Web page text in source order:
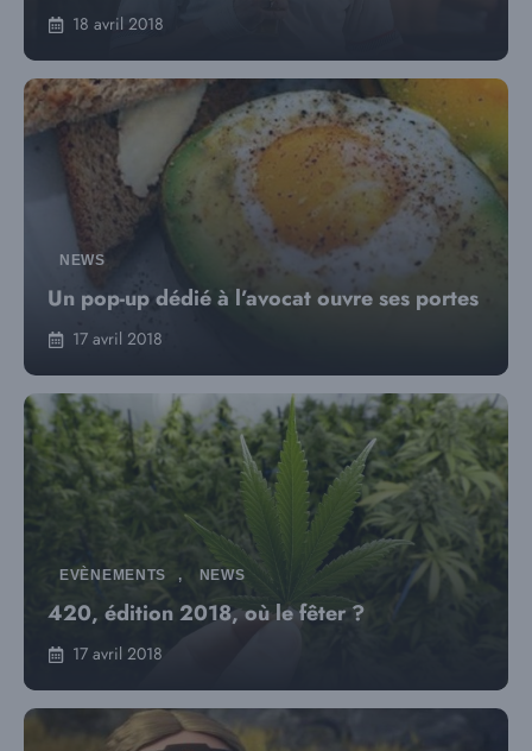
18 avril 2018
NEWS
Un pop-up dédié à l’avocat ouvre ses portes
17 avril 2018
EVÈNEMENTS , NEWS
420, édition 2018, où le fêter ?
17 avril 2018